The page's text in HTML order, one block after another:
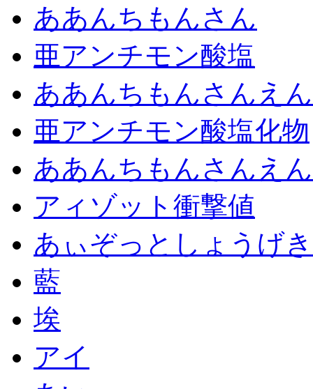
ああんちもんさん
亜アンチモン酸塩
ああんちもんさんえん
亜アンチモン酸塩化物
ああんちもんさんえ
アィゾット衝撃値
あぃぞっとしょうげ
藍
埃
アイ